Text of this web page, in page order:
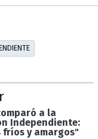
a la
Independiente:
fríos y amargos"